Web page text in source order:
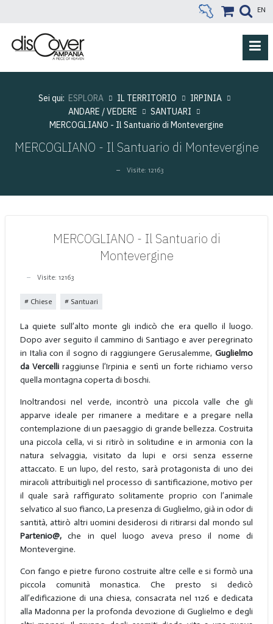
EN
Sei qui: ESPLORA IL TERRITORIO
IRPINIA
ANDARE / VEDERE
SANTUARI
MERCOGLIANO - Il Santuario di Montevergine
MERCOGLIANO - Il Santuario di Montevergine
Visite: 12163
MERCOGLIANO - Il Santuario di
Montevergine
Visite: 12163
Chiese Santuari
La quiete sull’alto monte gli indicò che era quello il luogo.
Dopo aver seguito il cammino di Santiago e aver peregrinato
in Italia con il sogno di raggiungere Gerusalemme,Guglielmo
da Vercelliraggiunse l’Irpinia e sentì un forte richiamo verso
quella montagna coperta di boschi.
Inoltrandosi nel verde, incontrò una piccola valle che gli
apparve ideale per rimanere a meditare e a pregare nella
contemplazione di un paesaggio di grande bellezza. Costruita
una piccola cella, vi si ritirò in solitudine e in armonia con la
natura selvaggia, visitato da lupi e orsi senza esserne
attaccato. E un lupo, del resto, sarà protagonista di uno dei
miracoli attribuitigli nel processo di santificazione, motivo per
il quale sarà raffigurato solitamente proprio con l’animale
selvatico al suo fianco, La presenza di Guglielmo, già in odor di
santità, attirò altri uomini desiderosi di ritirarsi dal mondo sul
Partenio@,che in quel luogo aveva preso il nome di
Montevergine.
Con fango e pietre furono costruite altre celle e si formò una
piccola comunità monastica. Che presto si dedicò
all’edificazione di una chiesa, consacrata nel 1126 e dedicata
alla Madonna per la profonda devozione di Guglielmo e degli